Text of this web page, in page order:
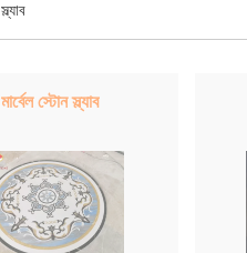
স্ল্যাব
মার্বেল স্টোন স্ল্যাব